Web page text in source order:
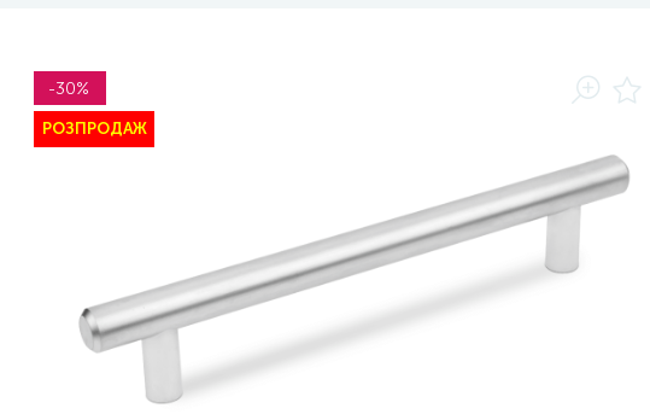
-30%
РОЗПРОДАЖ